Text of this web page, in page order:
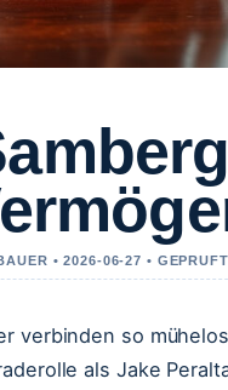
• 2026-06-27 •
verbinden so
als Jake